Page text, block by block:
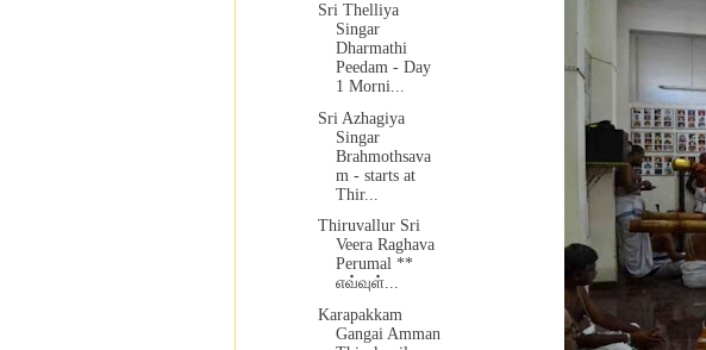
Sri Thelliya
Singar
Dharmathi
Peedam - Day
1 Morni...
Sri Azhagiya
Singar
Brahmothsava
m - starts at
Thir...
Thiruvallur Sri
Veera Raghava
Perumal **
எவ்வுள்...
Karapakkam
Gangai Amman